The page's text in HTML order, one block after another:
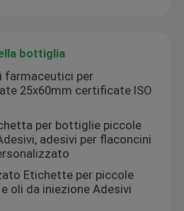
bottiglia
farmaceutici per
25x60mm certificate ISO
per bottiglie piccole
adesivi per flaconcini
Etichette per piccole
oli da iniezione Adesivi